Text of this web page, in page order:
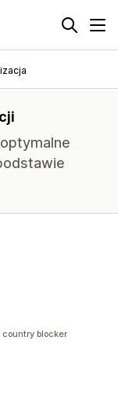
country blocker